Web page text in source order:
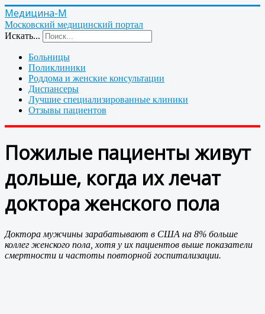
Медицина-М
Московский медицинский портал
Искать...
Больницы
Поликлиники
Роддома и женские консультации
Диспансеры
Лучшие специализированные клиники
Отзывы пациентов
Пожилые пациенты живут
дольше, когда их лечат
доктора женского пола
Доктора мужчины зарабатывают в США на 8% больше
коллег женского пола, хотя у их пациентов выше показатели
смертности и частоты повторной госпитализации.